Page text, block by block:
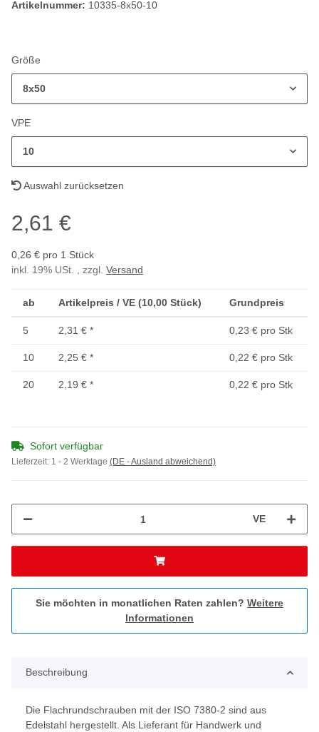
Artikelnummer: 10335-8x50-10
Größe
8x50
VPE
10
Auswahl zurücksetzen
2,61 €
0,26 € pro 1 Stück
inkl. 19% USt. , zzgl. Versand
ab Artikelpreis / VE (10,00 Stück) Grundpreis
5 2,31 € * 0,23 € pro Stk
10 2,25 € * 0,22 € pro Stk
20 2,19 € * 0,22 € pro Stk
Sofort verfügbar
Lieferzeit: 1 - 2 Werktage (DE - Ausland abweichend)
VE
Sie möchten in monatlichen Raten zahlen? Weitere
Informationen
Beschreibung
Die Flachrundschrauben mit der ISO 7380-2 sind aus
Edelstahl hergestellt. Als Lieferant für Handwerk und